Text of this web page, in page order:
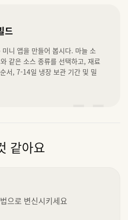
드
니 앱을 만들어 봅시다. 마늘 소
같은 소스 종류를 선택하고, 재료
서, 7-14일 냉장 보관 기간 및 밀
같아요
으로 변신시키세요